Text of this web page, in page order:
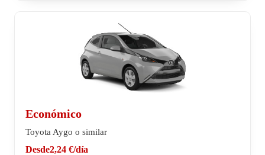
Económico
Toyota Aygo o similar
Desde2,24 €/día